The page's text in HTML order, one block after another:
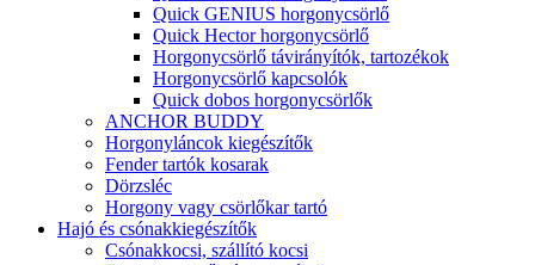
Quick GENIUS horgonycsörlő
Quick Hector horgonycsörlő
Horgonycsörlő távirányítók, tartozékok
Horgonycsörlő kapcsolók
Quick dobos horgonycsörlők
ANCHOR BUDDY
Horgonyláncok kiegészítők
Fender tartók kosarak
Dörzsléc
Horgony vagy csörlőkar tartó
Hajó és csónakkiegészítők
Csónakkocsi, szállító kocsi